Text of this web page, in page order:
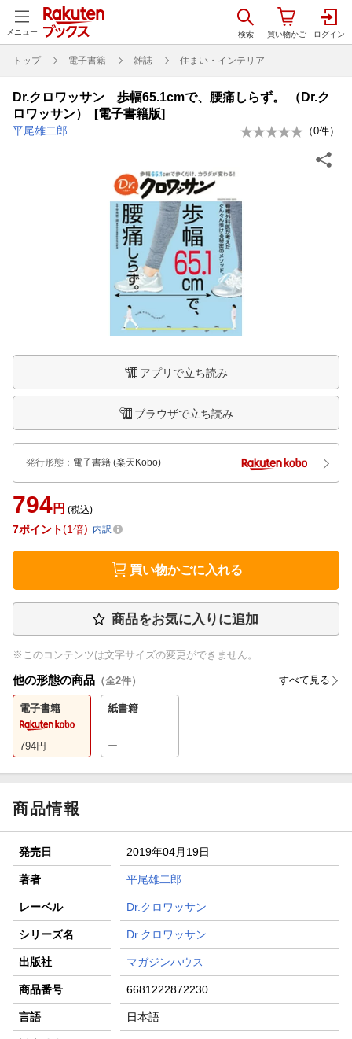
メニュー
トップ 電子書籍 雑誌 住まい・インテリア
Dr.クロワッサン 歩幅65.1cmで、腰痛しらず。 （Dr.ク
ロワッサン） [電子書籍版]
平尾雄二郎 （0件）
アプリで立ち読み
ブラウザで立ち読み
発行形態 ： 電子書籍 (楽天Kobo)
794円 (税込)
7ポイント 1倍 内訳
買い物かごに入れる
商品をお気に入りに追加
※このコンテンツは文字サイズの変更ができません。
他の形態の商品 （全2件） すべて見る
電子書籍
794円
紙書籍
ー
商品情報
発売日 2019年04月19日
著者 平尾雄二郎
レーベル Dr.クロワッサン
シリーズ名 Dr.クロワッサン
出版社 マガジンハウス
商品番号 6681222872230
言語 日本語